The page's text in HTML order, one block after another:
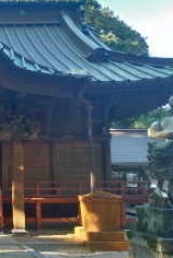
Skip to navigation